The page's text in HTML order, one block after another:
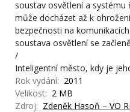
soustav osvětlení a systému
může docházet až k
bezpečnosti na
soustava osvětlení se
/
Inteligentní město, kdy je
Rok vydání: 2011
Velikost: 2 MB
Zdroj: Zdeněk Hasoň – VO